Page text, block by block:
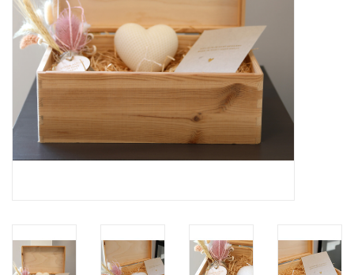
Grafdecoratie
Naar website SCHELDE.LAND